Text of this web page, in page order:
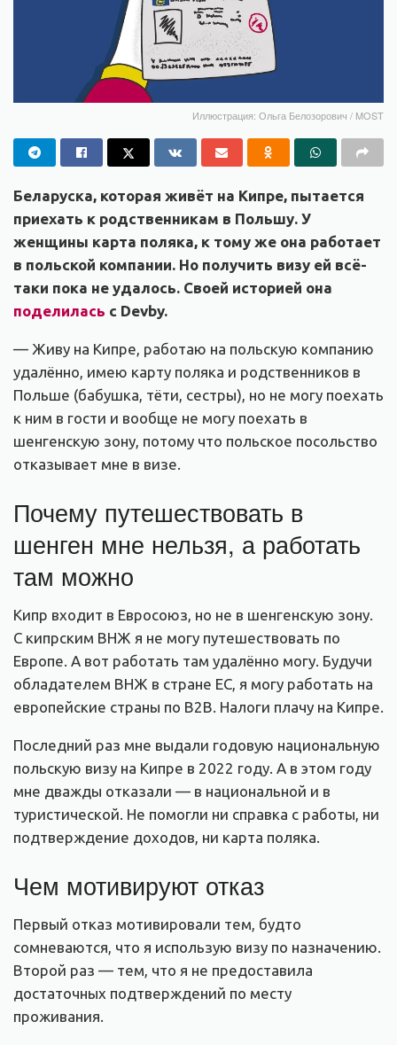
Иллюстрация: Ольга Белозорович / MOST
Беларуска, которая живёт на Кипре, пытается
приехать к родственникам в Польшу. У
женщины карта поляка, к тому же она работает
в польской компании. Но получить визу ей всё-
таки пока не удалось. Своей историей она
поделилась с Devby.
— Живу на Кипре, работаю на польскую компанию
удалённо, имею карту поляка и родственников в
Польше (бабушка, тёти, сестры), но не могу поехать
к ним в гости и вообще не могу поехать в
шенгенскую зону, потому что польское посольство
отказывает мне в визе.
Почему путешествовать в
шенген мне нельзя, а работать
там можно
Кипр входит в Евросоюз, но не в шенгенскую зону.
С кипрским ВНЖ я не могу путешествовать по
Европе. А вот работать там удалённо могу. Будучи
обладателем ВНЖ в стране ЕС, я могу работать на
европейские страны по B2B. Налоги плачу на Кипре.
Последний раз мне выдали годовую национальную
польскую визу на Кипре в 2022 году. А в этом году
мне дважды отказали — в национальной и в
туристической. Не помогли ни справка с работы, ни
подтверждение доходов, ни карта поляка.
Чем мотивируют отказ
Первый отказ мотивировали тем, будто
сомневаются, что я использую визу по назначению.
Второй раз — тем, что я не предоставила
достаточных подтверждений по месту
проживания.